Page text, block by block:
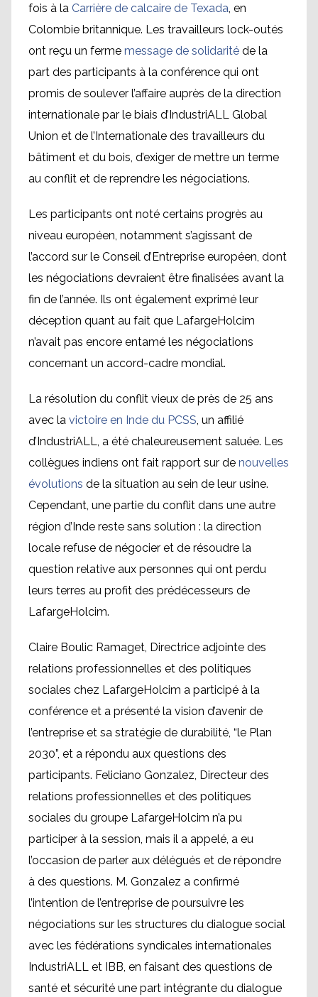
fois à la Carrière de calcaire de Texada , en
Colombie britannique. Les travailleurs lock-outés
ont reçu un ferme message de solidarité de la
part des participants à la conférence qui ont
promis de soulever l’affaire auprès de la direction
internationale par le biais d’IndustriALL Global
Union et de l’Internationale des travailleurs du
bâtiment et du bois, d’exiger de mettre un terme
au conflit et de reprendre les négociations.
Les participants ont noté certains progrès au
niveau européen, notamment s’agissant de
l’accord sur le Conseil d’Entreprise européen, dont
les négociations devraient être finalisées avant la
fin de l’année. Ils ont également exprimé leur
déception quant au fait que LafargeHolcim
n’avait pas encore entamé les négociations
concernant un accord-cadre mondial.
La résolution du conflit vieux de près de 25 ans
avec la victoire en Inde du PCSS , un affilié
d’IndustriALL, a été chaleureusement saluée. Les
collègues indiens ont fait rapport sur de nouvelles
évolutions de la situation au sein de leur usine.
Cependant, une partie du conflit dans une autre
région d’Inde reste sans solution : la direction
locale refuse de négocier et de résoudre la
question relative aux personnes qui ont perdu
leurs terres au profit des prédécesseurs de
LafargeHolcim.
Claire Boulic Ramaget, Directrice adjointe des
relations professionnelles et des politiques
sociales chez LafargeHolcim a participé à la
conférence et a présenté la vision d’avenir de
l’entreprise et sa stratégie de durabilité, “le Plan
2030”, et a répondu aux questions des
participants. Feliciano Gonzalez, Directeur des
relations professionnelles et des politiques
sociales du groupe LafargeHolcim n’a pu
participer à la session, mais il a appelé, a eu
l’occasion de parler aux délégués et de répondre
à des questions. M. Gonzalez a confirmé
l’intention de l’entreprise de poursuivre les
négociations sur les structures du dialogue social
avec les fédérations syndicales internationales
IndustriALL et IBB, en faisant des questions de
santé et sécurité une part intégrante du dialogue